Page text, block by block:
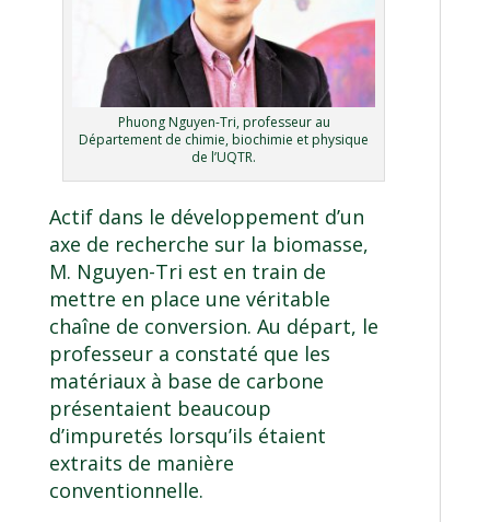
Phuong Nguyen-Tri, professeur au
Département de chimie, biochimie et physique
de l’UQTR.
Actif dans le développement d’un
axe de recherche sur la biomasse,
M. Nguyen-Tri est en train de
mettre en place une véritable
chaîne de conversion. Au départ, le
professeur a constaté que les
matériaux à base de carbone
présentaient beaucoup
d’impuretés lorsqu’ils étaient
extraits de manière
conventionnelle.